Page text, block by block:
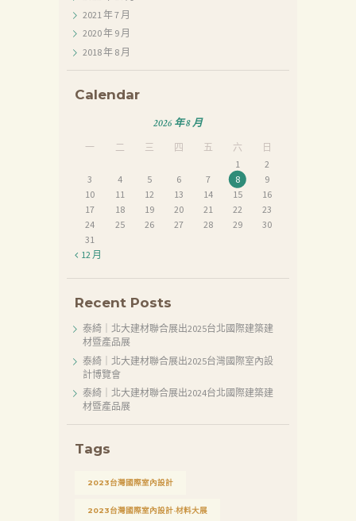
2021 年 7 月
2020 年 9 月
2018 年 8 月
Calendar
2026 年 8 月
一 二 三 四 五 六 日
« 12 月
1
2
3
4 5 6 7 8
9
10
11 12 13 14 15
16
17
18 19 20 21 22
23
24
25 26 27 28 29
30
31
Recent Posts
泰綺｜北大建材聯合展出2025台北國際建築建
材暨產品展
泰綺｜北大建材聯合展出2025台灣國際室內設
計博覽會
泰綺｜北大建材聯合展出2024台北國際建築建
材暨產品展
Tags
2023台灣國際室內設計
2023台灣國際室內設計·材料大展